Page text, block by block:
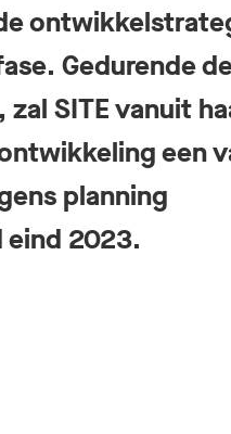
Gedurende
SITE vanuit
een
planning
2023.